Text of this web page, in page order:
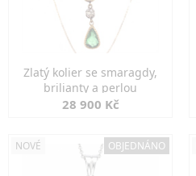
Zlatý kolier se smaragdy,
brilianty a perlou
28 900 Kč
NOVÉ OBJEDNÁNO